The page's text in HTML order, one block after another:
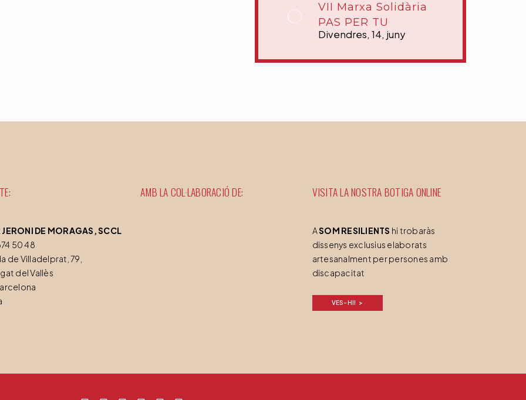
VII Marxa Solidària
PAS PER TU
Divendres, 14, juny
JERONI DE MORAGAS, SCCL
50 48
de Villadelprat, 79,
del Vallès
AMB LA COL·LABORACIÓ DE: VISITA LA NOSTRA BOTIGA ONLINE
ASOM RESILIENTS hi trobaràs
dissenys exclusius elaborats
artesanalment per persones amb
discapacitat
VES-HI!